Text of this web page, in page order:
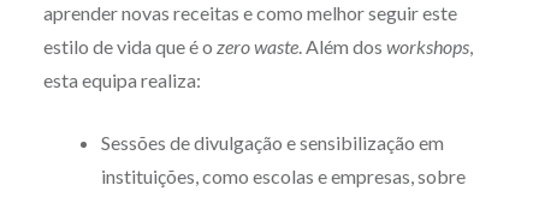
aprender novas receitas e como melhor seguir este
estilo de vida que é o zero waste. Além dos workshops,
esta equipa realiza:
Sessões de divulgação e sensibilização em
instituições, como escolas e empresas, sobre